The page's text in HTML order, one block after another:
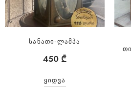
სანათი-ლამპა
450 ₾
ᲧᲘᲓᲕᲐ